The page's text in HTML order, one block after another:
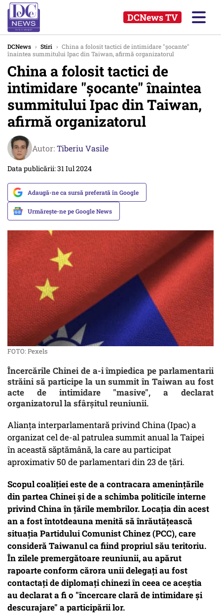
DCNews TV
DCNews › Stiri › China a folosit tactici de intimidare "șocante"
înaintea summitului Ipac din Taiwan, afirmă organizatorul
China a folosit tactici de
intimidare "șocante" înaintea
summitului Ipac din Taiwan,
afirmă organizatorul
Autor:Tiberiu Vasile
Data publicării: 31 Iul 2024
Adaugă-ne ca sursă preferată în Google
Urmărește-ne pe Google News
FOTO: Pexels
Încercările Chinei de a-i împiedica pe parlamentarii
străini să participe la un summit în Taiwan au fost
acte de intimidare "masive", a declarat
organizatorul la sfârșitul reuniunii.
Alianța interparlamentară privind China (Ipac) a
organizat cel de-al patrulea summit anual la Taipei
în această săptămână, la care au participat
aproximativ 50 de parlamentari din 23 de țări.
Scopul coaliției este de a contracara amenințările
din partea Chinei și de a schimba politicile interne
privind China în țările membrilor. Locația din acest
an a fost întotdeauna menită să înrăutățească
situația Partidului Comunist Chinez (PCC), care
consideră Taiwanul ca fiind propriul său teritoriu.
În zilele premergătoare reuniunii, au apărut
rapoarte conform cărora unii delegați au fost
contactați de diplomați chinezi în ceea ce aceștia
au declarat a fi o "încercare clară de intimidare și
descurajare" a participării lor.